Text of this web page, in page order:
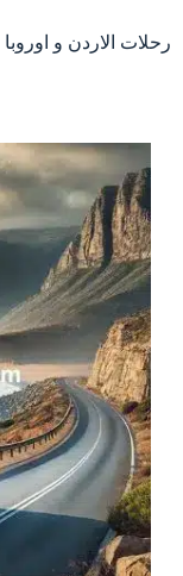
المحتوى
رحلات الاردن و اوروبا